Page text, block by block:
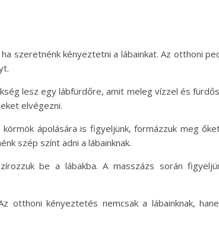
szeretnénk kényeztetni a lábainkat. Az otthoni
lesz egy lábfürdőre, amit meleg vízzel és
elvégezni.
ápolására is figyeljünk, formázzuk meg
szép színt adni a lábainknak.
be a lábakba. A masszázs során
otthoni kényeztetés nemcsak a lábainknak,